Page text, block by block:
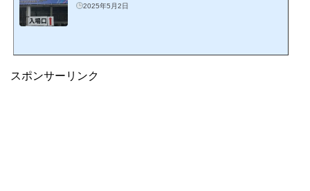
2025年5月2日
スポンサーリンク